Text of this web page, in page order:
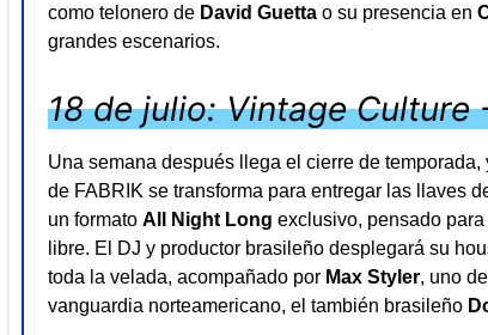
como telonero de David Guetta o su presencia en
grandes escenarios.
18 de julio: Vintage
Una semana después llega el cierre de
de FABRIK se transforma para entregar las llaves
un formato All Night Long exclusivo, pensado
libre. El DJ y productor brasileño desplegará su
toda la velada, acompañado por Max Styler, uno
vanguardia norteamericano, el también brasileño